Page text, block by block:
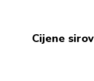
Cijene